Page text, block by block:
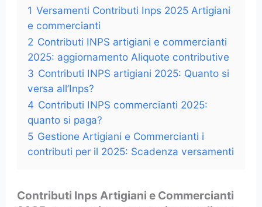
1 Versamenti Contributi Inps 2025 Artigiani
e commercianti
2 Contributi INPS artigiani e commercianti
2025: aggiornamento Aliquote contributive
3 Contributi INPS artigiani 2025: Quanto si
versa all’Inps?
4 Contributi INPS commercianti 2025:
quanto si paga?
5 Gestione Artigiani e Commercianti i
contributi per il 2025: Scadenza versamenti
Contributi Inps Artigiani e Commercianti